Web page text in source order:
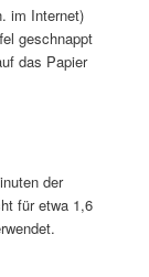
im Internet)
geschnappt
das Papier
der
für etwa 1,6